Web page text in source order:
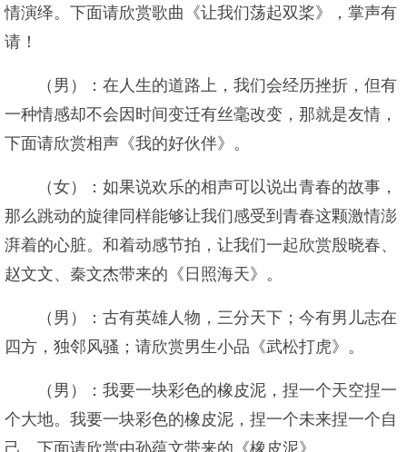
情演绎。下面请欣赏歌曲《让我们荡起双桨》，掌声有
请！
（男）：在人生的道路上，我们会经历挫折，但有
一种情感却不会因时间变迁有丝毫改变，那就是友情，
下面请欣赏相声《我的好伙伴》。
（女）：如果说欢乐的相声可以说出青春的故事，
那么跳动的旋律同样能够让我们感受到青春这颗激情澎
湃着的心脏。和着动感节拍，让我们一起欣赏殷晓春、
赵文文、秦文杰带来的《日照海天》。
（男）：古有英雄人物，三分天下；今有男儿志在
四方，独邻风骚；请欣赏男生小品《武松打虎》。
（男）：我要一块彩色的橡皮泥，捏一个天空捏一
个大地。我要一块彩色的橡皮泥，捏一个未来捏一个自
己。下面请欣赏由孙蕴文带来的《橡皮泥》。